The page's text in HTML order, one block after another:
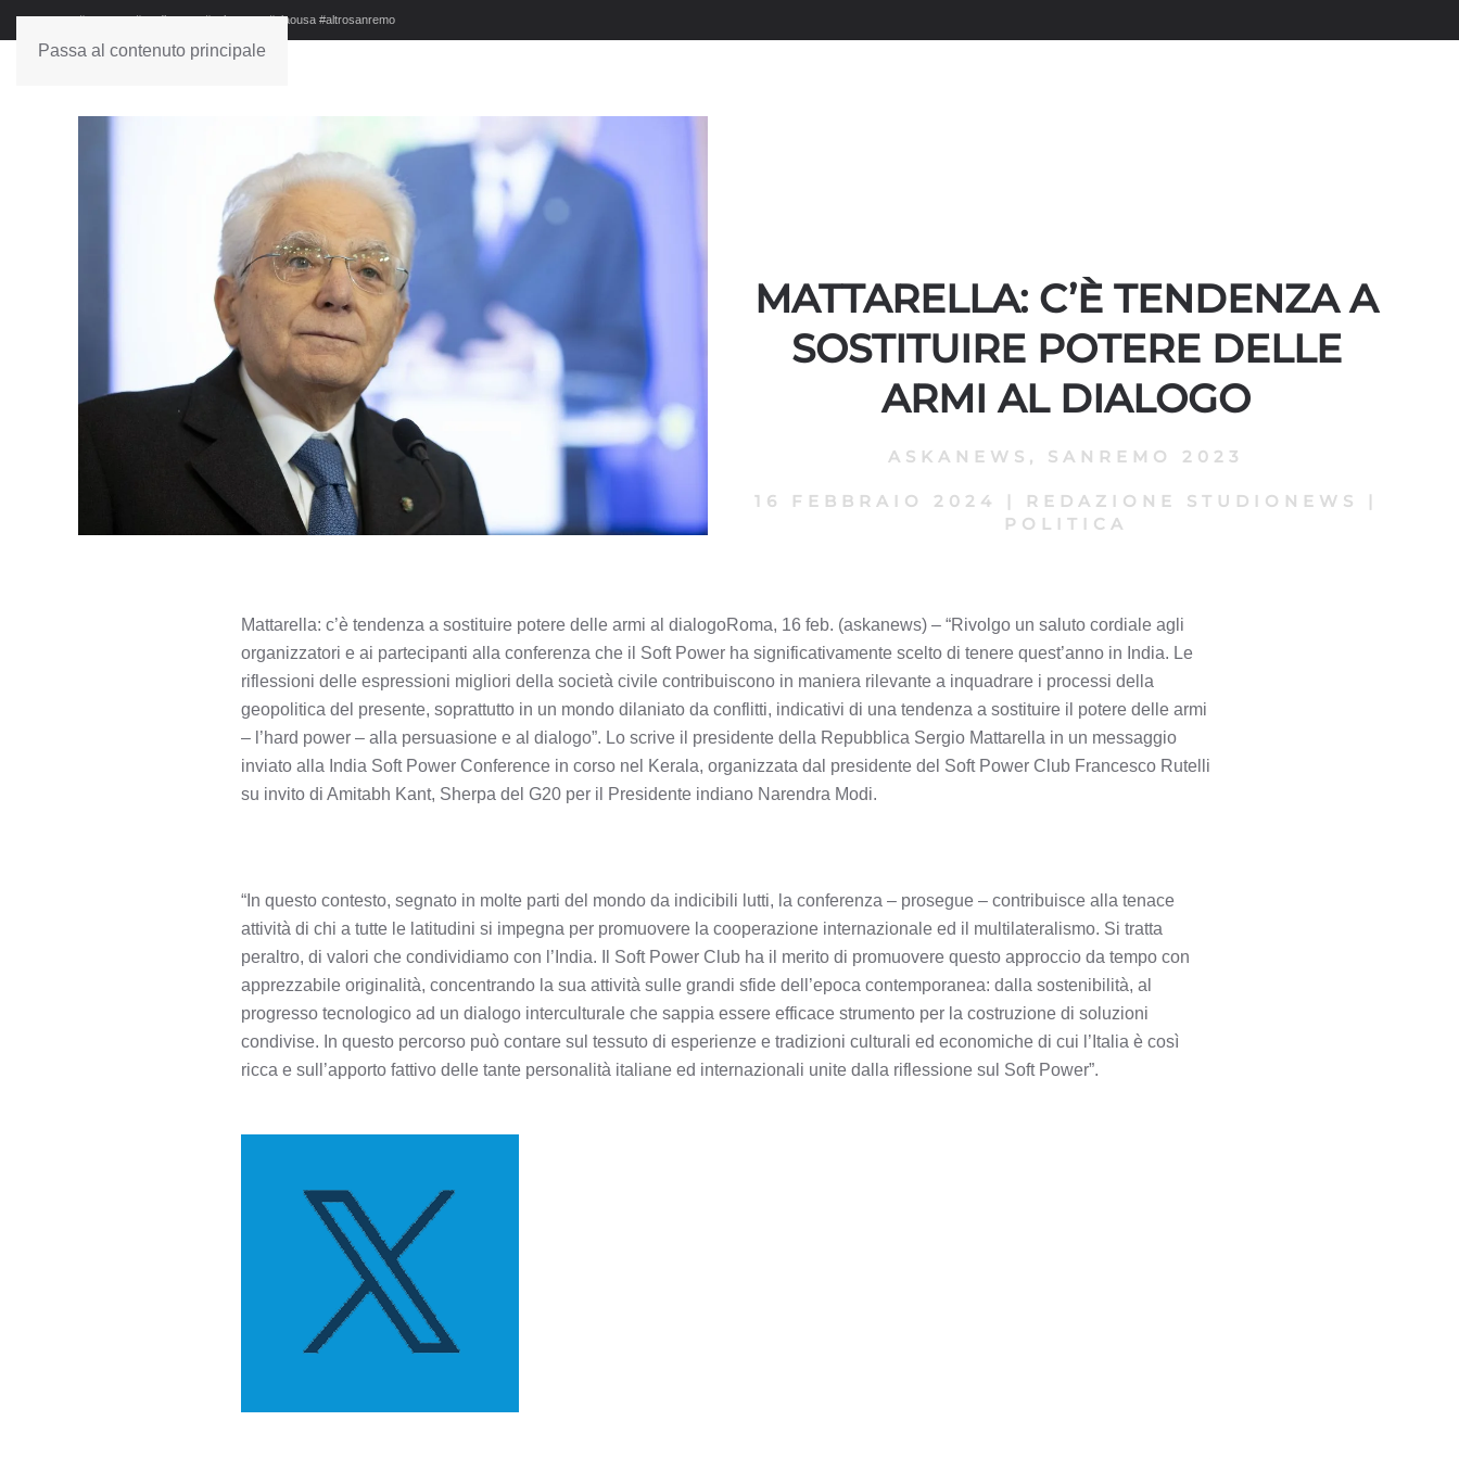
Passa al contenuto principale
#sanremo #studionews #askanews #ciaousa #altrosanremo
MATTARELLA: C’È TENDENZA A
SOSTITUIRE POTERE DELLE
ARMI AL DIALOGO
ASKANEWS , SANREMO 2023
16 FEBBRAIO 2024 REDAZIONE STUDIONEWS
POLITICA
Mattarella: c’è tendenza a sostituire potere delle armi al dialogoRoma, 16 feb. (askanews) – “Rivolgo un saluto cordiale agli
organizzatori e ai partecipanti alla conferenza che il Soft Power ha significativamente scelto di tenere quest’anno in India. Le
riflessioni delle espressioni migliori della società civile contribuiscono in maniera rilevante a inquadrare i processi della
geopolitica del presente, soprattutto in un mondo dilaniato da conflitti, indicativi di una tendenza a sostituire il potere delle armi
– l’hard power – alla persuasione e al dialogo”. Lo scrive il presidente della Repubblica Sergio Mattarella in un messaggio
inviato alla India Soft Power Conference in corso nel Kerala, organizzata dal presidente del Soft Power Club Francesco Rutelli
su invito di Amitabh Kant, Sherpa del G20 per il Presidente indiano Narendra Modi.
“In questo contesto, segnato in molte parti del mondo da indicibili lutti, la conferenza – prosegue – contribuisce alla tenace
attività di chi a tutte le latitudini si impegna per promuovere la cooperazione internazionale ed il multilateralismo. Si tratta
peraltro, di valori che condividiamo con l’India. Il Soft Power Club ha il merito di promuovere questo approccio da tempo con
apprezzabile originalità, concentrando la sua attività sulle grandi sfide dell’epoca contemporanea: dalla sostenibilità, al
progresso tecnologico ad un dialogo interculturale che sappia essere efficace strumento per la costruzione di soluzioni
condivise. In questo percorso può contare sul tessuto di esperienze e tradizioni culturali ed economiche di cui l’Italia è così
ricca e sull’apporto fattivo delle tante personalità italiane ed internazionali unite dalla riflessione sul Soft Power”.